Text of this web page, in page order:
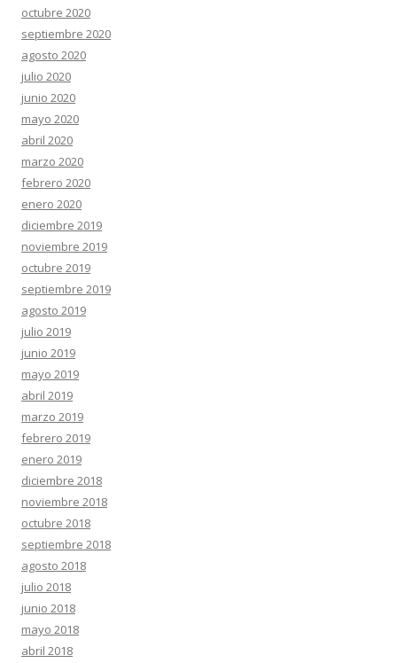
octubre 2020
septiembre 2020
agosto 2020
julio 2020
junio 2020
mayo 2020
abril 2020
marzo 2020
febrero 2020
enero 2020
diciembre 2019
noviembre 2019
octubre 2019
septiembre 2019
agosto 2019
julio 2019
junio 2019
mayo 2019
abril 2019
marzo 2019
febrero 2019
enero 2019
diciembre 2018
noviembre 2018
octubre 2018
septiembre 2018
agosto 2018
julio 2018
junio 2018
mayo 2018
abril 2018